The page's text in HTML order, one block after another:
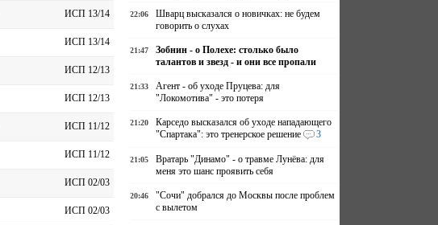
ИСП 13/14
ИСП 13/14
ИСП 12/13
ИСП 12/13
ИСП 11/12
ИСП 11/12
ИСП 02/03
ИСП 02/03
22:06
Шварц высказался о новичках: не будем
говорить о слухах
21:47
Зобнин - о Полехе: столько было
талантов и звезд - и они все пропали
21:33
Агент - об уходе Пруцева: для
"Локомотива" - это потеря
21:20
Карседо высказался об уходе нападающего
"Спартака": это тренерское решение
3
21:05
Вратарь "Динамо" - о травме Лунёва: для
меня это шанс проявить себя
20:46
"Сочи" добрался до Москвы после проблем
с вылетом